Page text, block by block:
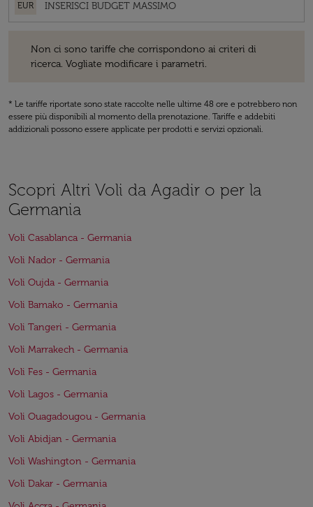
EUR
Non ci sono tariffe che corrispondono ai criteri di
ricerca. Vogliate modificare i parametri.
* Le tariffe riportate sono state raccolte nelle ultime 48 ore e potrebbero non
essere più disponibili al momento della prenotazione. Tariffe e addebiti
addizionali possono essere applicate per prodotti e servizi opzionali.
Scopri Altri Voli da Agadir o per la
Germania
Voli Casablanca - Germania
Voli Nador - Germania
Voli Oujda - Germania
Voli Bamako - Germania
Voli Tangeri - Germania
Voli Marrakech - Germania
Voli Fes - Germania
Voli Lagos - Germania
Voli Ouagadougou - Germania
Voli Abidjan - Germania
Voli Washington - Germania
Voli Dakar - Germania